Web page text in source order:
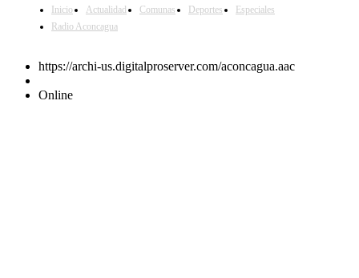
Inicio Actualidad Comunas Deportes
Especiales
Radio Aconcagua
https://archi-us.digitalproserver.com/aconcagua.aac
Online